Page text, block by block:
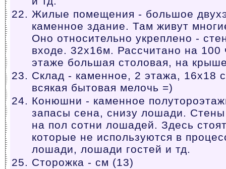
Жилые помещения - большое
каменное здание. Там живут
Оно относительно укреплено -
входе. 32x16м. Рассчитано на 100
этаже большая столовая, на
Склад - каменное, 2 этажа, 16x18
всякая бытовая мелочь =)
Конюшни - каменное
запасы сена, снизу лошади.
на пол сотни лошадей. Здесь
которые не используются в
лошади, лошади гостей и тд.
Сторожка - см (13)